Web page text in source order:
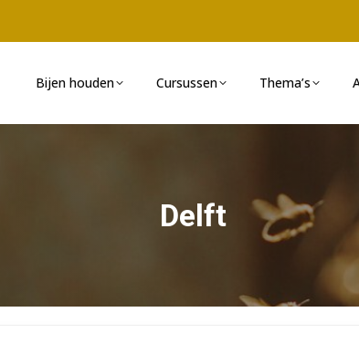
Bijen houden Cursussen Thema’s
Delft